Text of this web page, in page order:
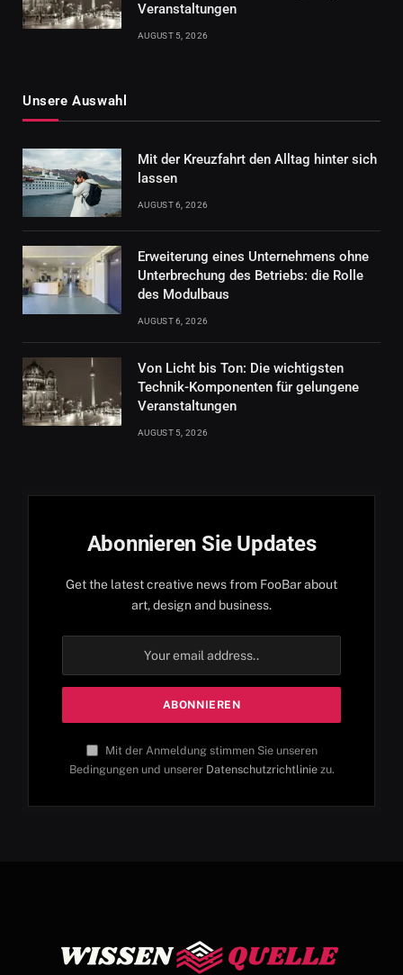
Veranstaltungen
AUGUST 5, 2026
Unsere Auswahl
Mit der Kreuzfahrt den Alltag hinter sich
lassen
AUGUST 6, 2026
Erweiterung eines Unternehmens ohne
Unterbrechung des Betriebs: die Rolle
des Modulbaus
AUGUST 6, 2026
Von Licht bis Ton: Die wichtigsten
Technik-Komponenten für gelungene
Veranstaltungen
AUGUST 5, 2026
Abonnieren Sie Updates
Get the latest creative news from FooBar about
art, design and business.
Mit der Anmeldung stimmen Sie unseren
Bedingungen und unserer Datenschutzrichtliniezu.